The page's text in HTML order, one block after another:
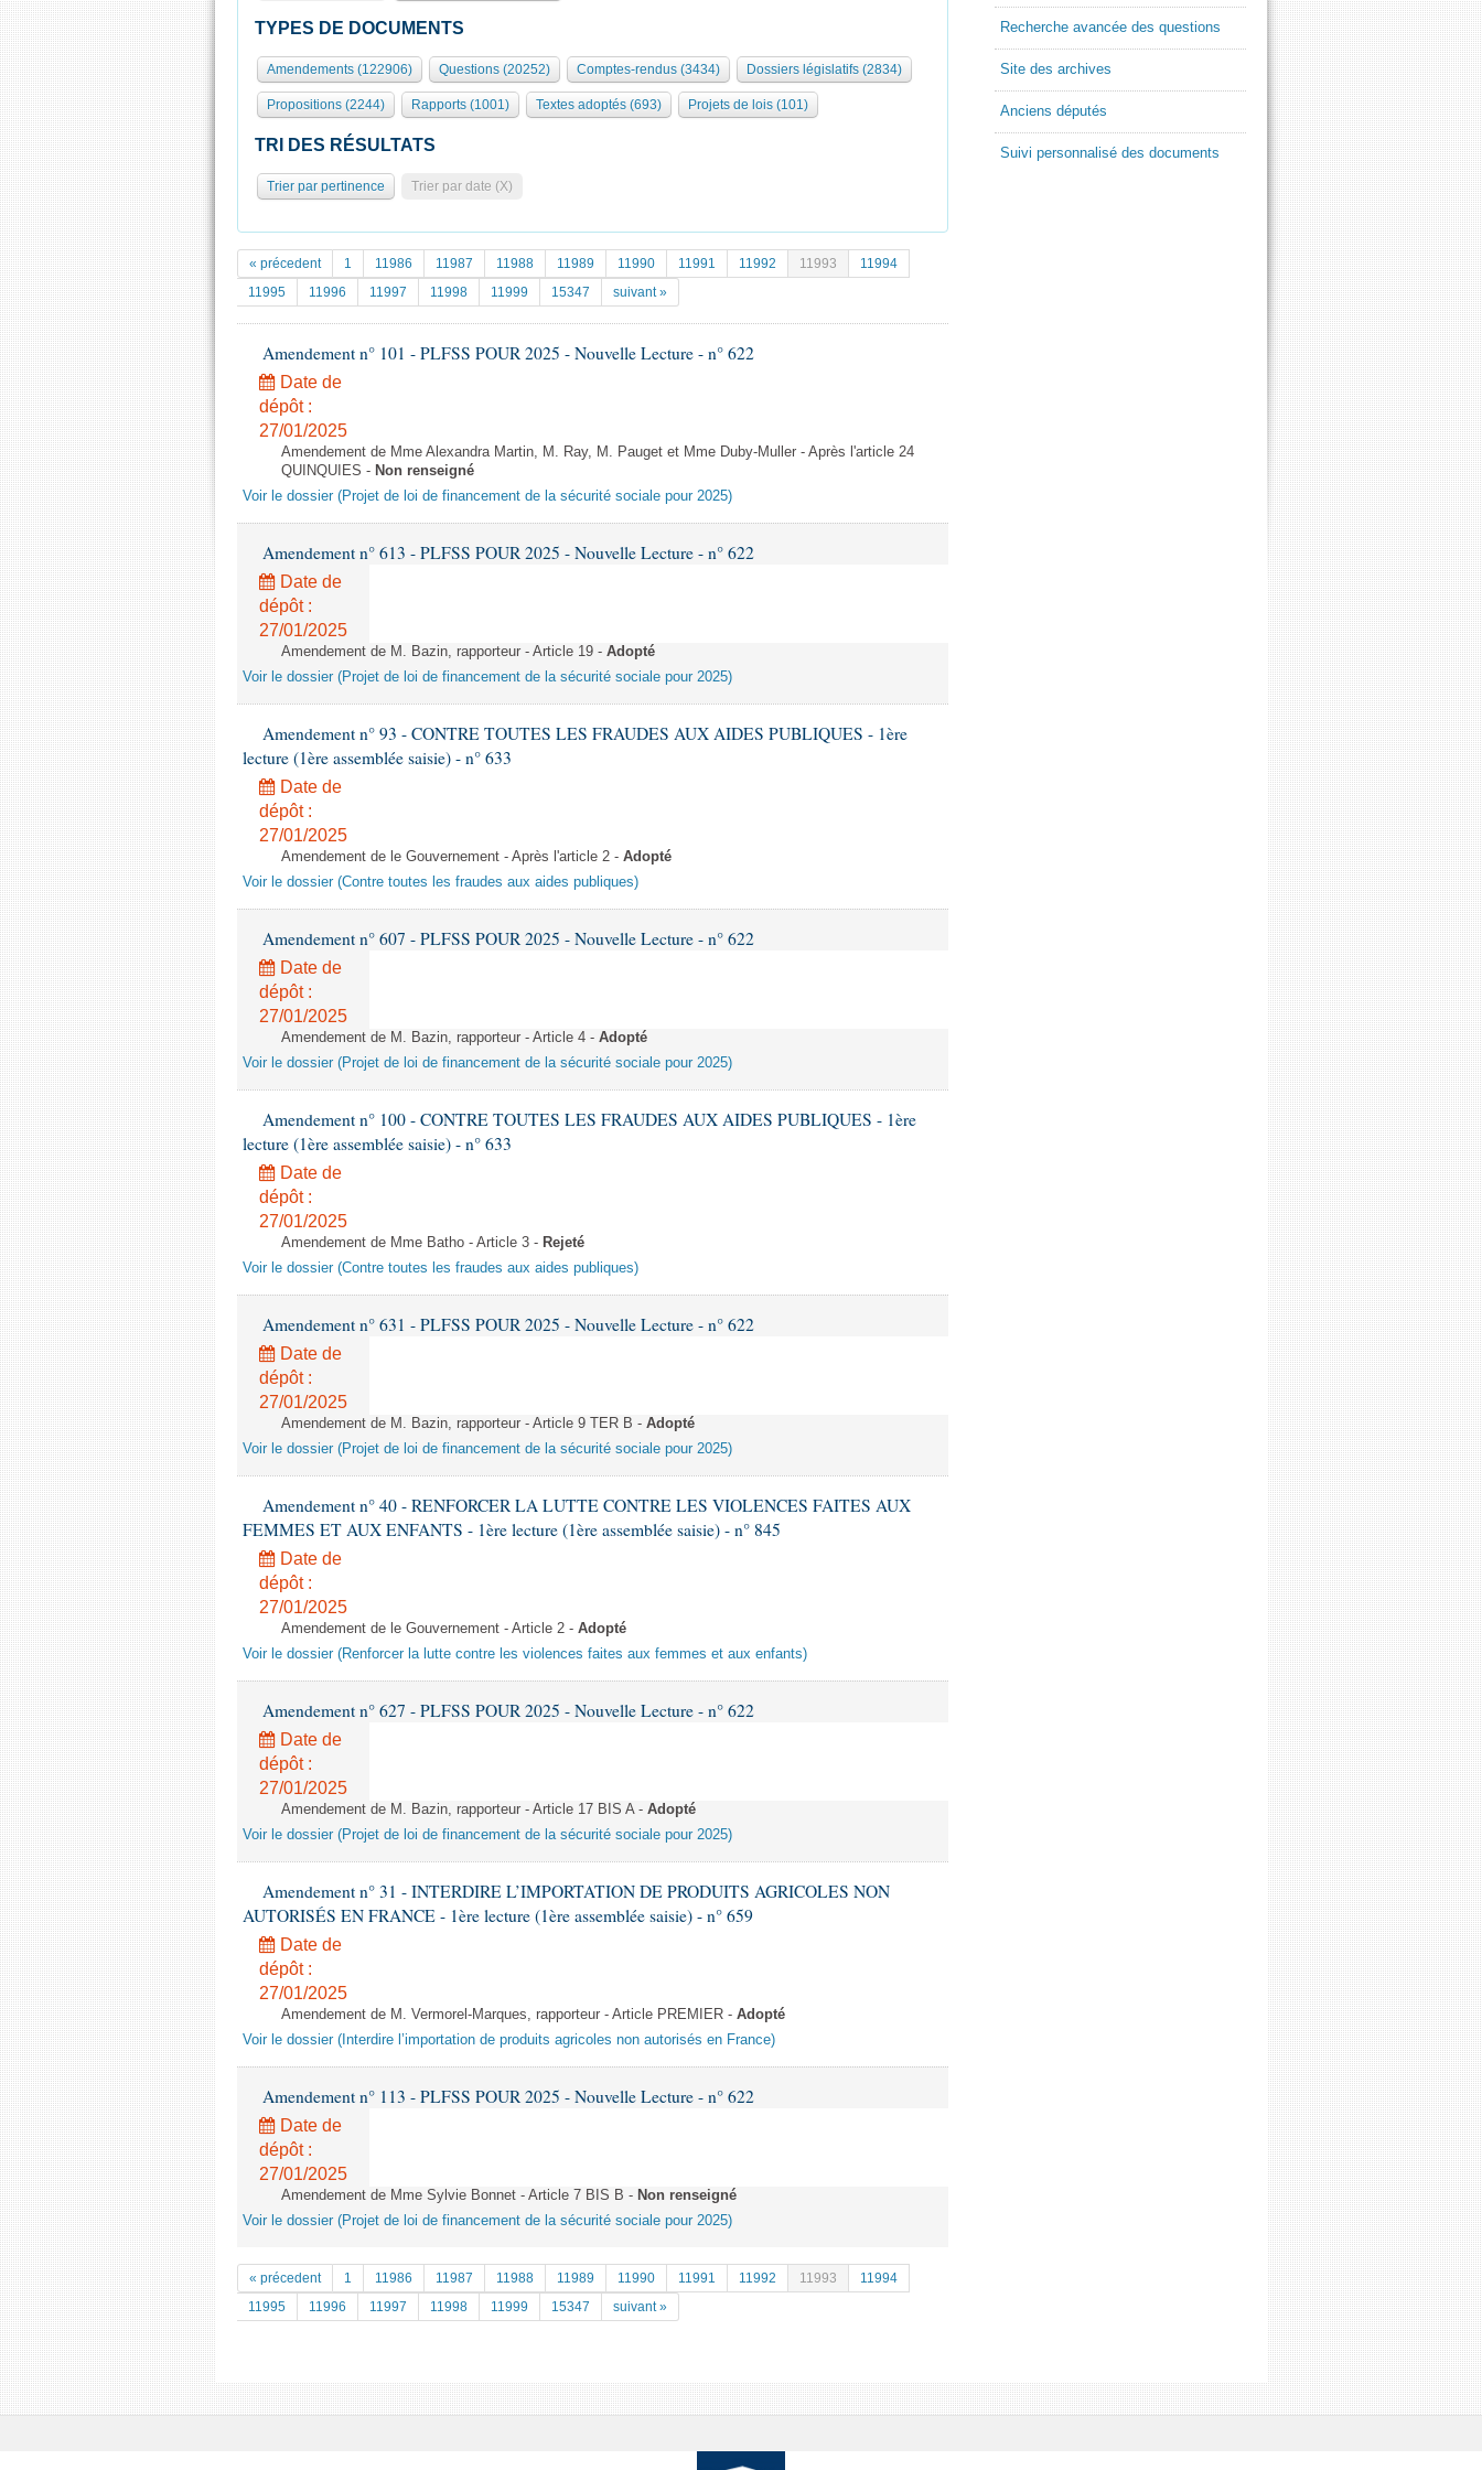
TYPES DE DOCUMENTS
Amendements (122906) Questions (20252) Comptes-rendus (3434) Dossiers législatifs (2834)
Propositions (2244) Rapports (1001) Textes adoptés (693) Projets de lois (101)
TRI DES RÉSULTATS
Trier par pertinence Trier par date (X)
« précedent 1 11986 11987 11988 11989 11990 11991 11992 11993
11994
11995
11996 11997 11998 11999 15347 suivant »
Amendement n° 101 - PLFSS POUR 2025 - Nouvelle Lecture - n° 622
Date de
dépôt :
27/01/2025
Amendement de Mme Alexandra Martin, M. Ray, M. Pauget et Mme Duby-Muller - Après l'article 24
QUINQUIES - Non renseigné
Voir le dossier (Projet de loi de financement de la sécurité sociale pour 2025)
Amendement n° 613 - PLFSS POUR 2025 - Nouvelle Lecture - n° 622
Date de
dépôt :
27/01/2025
Amendement de M. Bazin, rapporteur - Article 19 - Adopté
Voir le dossier (Projet de loi de financement de la sécurité sociale pour 2025)
Amendement n° 93 - CONTRE TOUTES LES FRAUDES AUX AIDES PUBLIQUES - 1ère
lecture (1ère assemblée saisie) - n° 633
Date de
dépôt :
27/01/2025
Amendement de le Gouvernement - Après l'article 2 - Adopté
Voir le dossier (Contre toutes les fraudes aux aides publiques)
Amendement n° 607 - PLFSS POUR 2025 - Nouvelle Lecture - n° 622
Date de
dépôt :
27/01/2025
Amendement de M. Bazin, rapporteur - Article 4 - Adopté
Voir le dossier (Projet de loi de financement de la sécurité sociale pour 2025)
Amendement n° 100 - CONTRE TOUTES LES FRAUDES AUX AIDES PUBLIQUES - 1ère
lecture (1ère assemblée saisie) - n° 633
Date de
dépôt :
27/01/2025
Amendement de Mme Batho - Article 3 - Rejeté
Voir le dossier (Contre toutes les fraudes aux aides publiques)
Amendement n° 631 - PLFSS POUR 2025 - Nouvelle Lecture - n° 622
Date de
dépôt :
27/01/2025
Amendement de M. Bazin, rapporteur - Article 9 TER B - Adopté
Voir le dossier (Projet de loi de financement de la sécurité sociale pour 2025)
Amendement n° 40 - RENFORCER LA LUTTE CONTRE LES VIOLENCES FAITES AUX
FEMMES ET AUX ENFANTS - 1ère lecture (1ère assemblée saisie) - n° 845
Date de
dépôt :
27/01/2025
Amendement de le Gouvernement - Article 2 - Adopté
Voir le dossier (Renforcer la lutte contre les violences faites aux femmes et aux enfants)
Amendement n° 627 - PLFSS POUR 2025 - Nouvelle Lecture - n° 622
Date de
dépôt :
27/01/2025
Amendement de M. Bazin, rapporteur - Article 17 BIS A - Adopté
Voir le dossier (Projet de loi de financement de la sécurité sociale pour 2025)
Amendement n° 31 - INTERDIRE L’IMPORTATION DE PRODUITS AGRICOLES NON
AUTORISÉS EN FRANCE - 1ère lecture (1ère assemblée saisie) - n° 659
Date de
dépôt :
27/01/2025
Amendement de M. Vermorel-Marques, rapporteur - Article PREMIER - Adopté
Voir le dossier (Interdire l’importation de produits agricoles non autorisés en France)
Amendement n° 113 - PLFSS POUR 2025 - Nouvelle Lecture - n° 622
Date de
dépôt :
27/01/2025
Amendement de Mme Sylvie Bonnet - Article 7 BIS B - Non renseigné
Voir le dossier (Projet de loi de financement de la sécurité sociale pour 2025)
« précedent 1 11986 11987 11988 11989 11990 11991 11992 11993
11994
11995
11996 11997 11998 11999 15347 suivant »
Recherche avancée des questions
Site des archives
Anciens députés
Suivi personnalisé des documents